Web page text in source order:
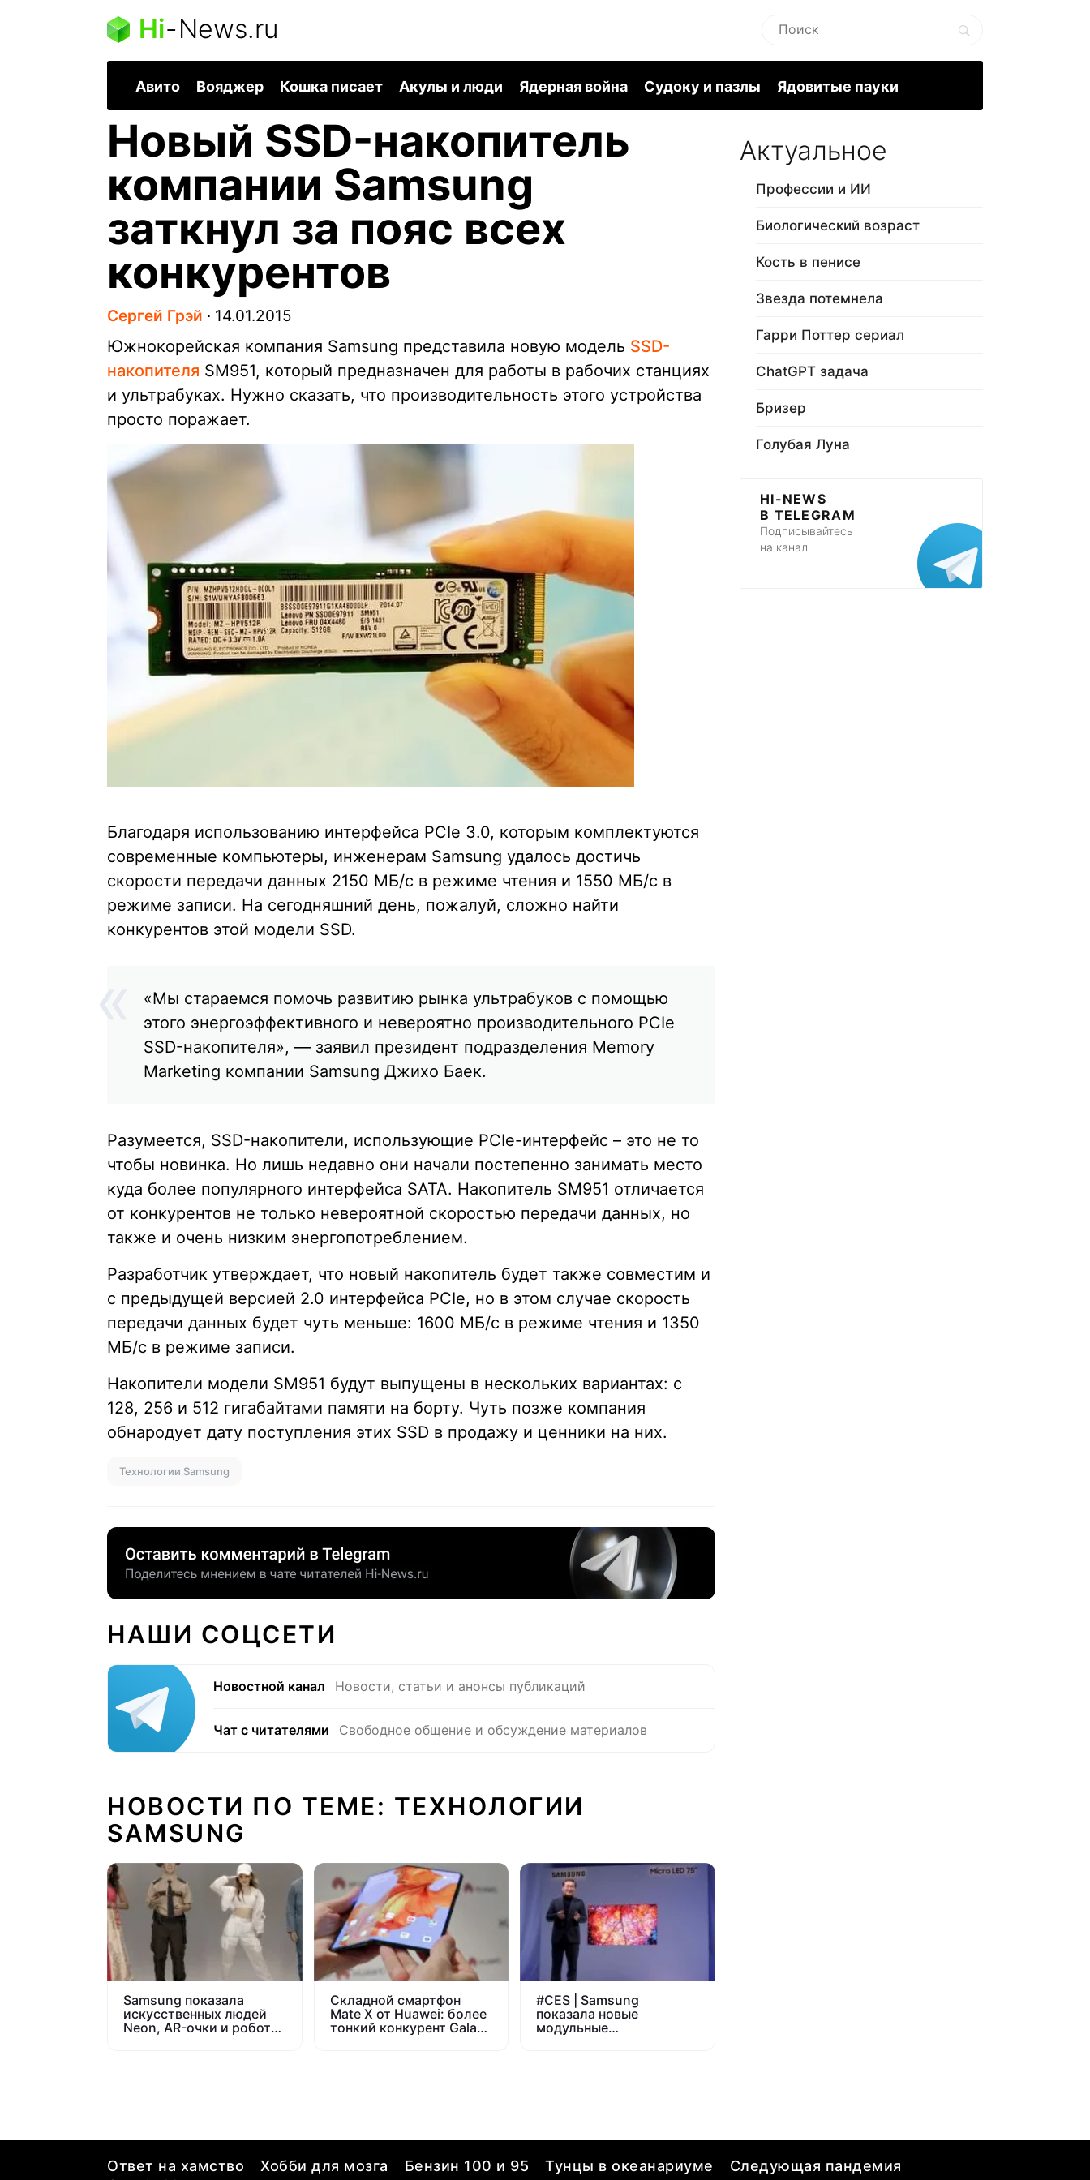
Hi-News.ru
Авито Вояджер Кошка писает Акулы и люди Ядерная война Судоку и пазлы Ядовитые пауки
Новый SSD-накопитель
компании Samsung
заткнул за пояс всех
конкурентов
Сергей Грэй ∙ 14.01.2015
Южнокорейская компания Samsung представила новую модель SSD-
накопителя SM951, который предназначен для работы в рабочих станциях
и ультрабуках. Нужно сказать, что производительность этого устройства
просто поражает.
Благодаря использованию интерфейса PCIe 3.0, которым комплектуются
современные компьютеры, инженерам Samsung удалось достичь
скорости передачи данных 2150 МБ/с в режиме чтения и 1550 МБ/с в
режиме записи. На сегодняшний день, пожалуй, сложно найти
конкурентов этой модели SSD.
«Мы стараемся помочь развитию рынка ультрабуков с помощью
этого энергоэффективного и невероятно производительного PCIe
SSD-накопителя», — заявил президент подразделения Memory
Marketing компании Samsung Джихо Баек.
Разумеется, SSD-накопители, использующие PCIe-интерфейс – это не то
чтобы новинка. Но лишь недавно они начали постепенно занимать место
куда более популярного интерфейса SATA. Накопитель SM951 отличается
от конкурентов не только невероятной скоростью передачи данных, но
также и очень низким энергопотреблением.
Разработчик утверждает, что новый накопитель будет также совместим и
с предыдущей версией 2.0 интерфейса PCIe, но в этом случае скорость
передачи данных будет чуть меньше: 1600 МБ/с в режиме чтения и 1350
МБ/с в режиме записи.
Накопители модели SM951 будут выпущены в нескольких вариантах: с
128, 256 и 512 гигабайтами памяти на борту. Чуть позже компания
обнародует дату поступления этих SSD в продажу и ценники на них.
Технологии Samsung
НАШИ СОЦСЕТИ
Новостной канал Новости, статьи и анонсы публикаций
Чат с читателями Свободное общение и обсуждение материалов
НОВОСТИ ПО ТЕМЕ: ТЕХНОЛОГИИ
SAMSUNG
Samsung показала
искусственных людей
Neon, AR-очки и робота
Складной смартфон
Mate X от Huawei: более
тонкий конкурент Galaxy
#CES | Samsung
показала новые
модульные
Актуальное
Профессии и ИИ
Биологический возраст
Кость в пенисе
Звезда потемнела
Гарри Поттер сериал
ChatGPT задача
Бризер
Голубая Луна
HI-NEWS
В TELEGRAM
Подписывайтесь
на канал
Ответ на хамство Хобби для мозга Бензин 100 и 95 Тунцы в океанариуме
Следующая пандемия